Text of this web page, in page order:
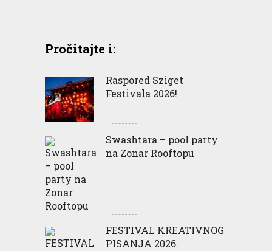
Pročitajte i:
Raspored Sziget
Festivala 2026!
Swashtara – pool party
na Zonar Rooftopu
FESTIVAL KREATIVNOG
PISANJA 2026.